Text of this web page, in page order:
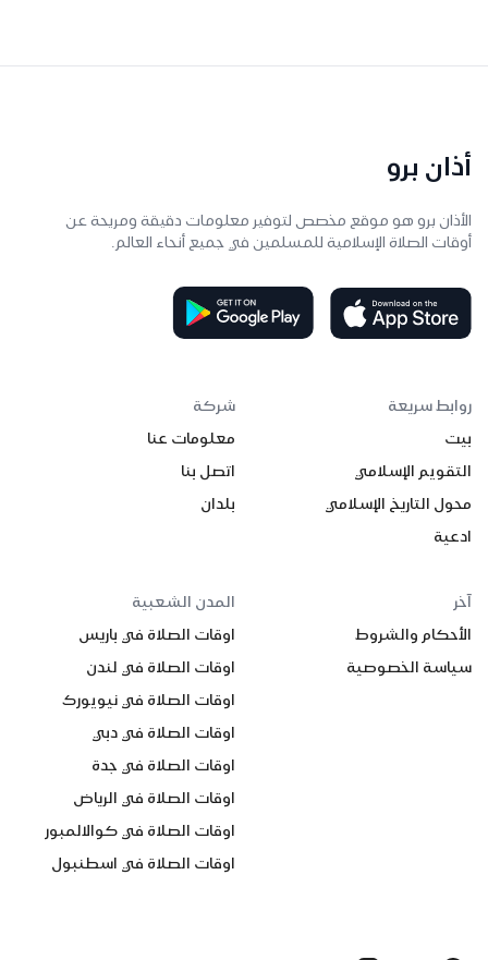
أذان برو
الأذان برو هو موقع مخصص لتوفير معلومات دقيقة ومريحة عن
أوقات الصلاة الإسلامية للمسلمين في جميع أنحاء العالم.
روابط سريعة
بيت
التقويم الإسلامي
محول التاريخ الإسلامي
ادعية
شركة
معلومات عنا
اتصل بنا
بلدان
آخر
الأحكام والشروط
سياسة الخصوصية
المدن الشعبية
اوقات الصلاة في باريس
اوقات الصلاة في لندن
اوقات الصلاة في نيويورك
اوقات الصلاة في دبي
اوقات الصلاة في جدة
اوقات الصلاة في الرياض
اوقات الصلاة في كوالالمبور
اوقات الصلاة في اسطنبول